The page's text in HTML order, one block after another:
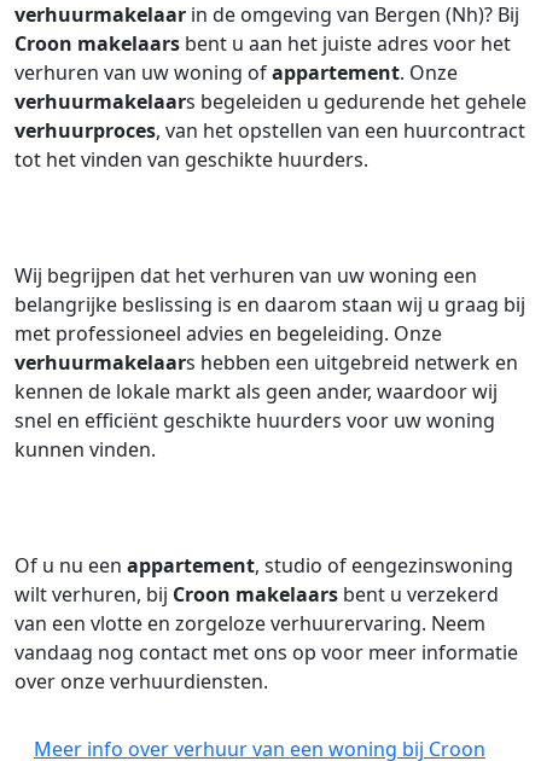
verhuurmakelaar in de omgeving van Bergen (Nh)? Bij
Croon makelaars bent u aan het juiste adres voor het
verhuren van uw woning ofappartement. Onze
verhuurmakelaars begeleiden u gedurende het gehele
verhuurproces, van het opstellen van een huurcontract
tot het vinden van geschikte huurders.
Wij begrijpen dat het verhuren van uw woning een
belangrijke beslissing is en daarom staan wij u graag bij
met professioneel advies en begeleiding. Onze
verhuurmakelaars hebben een uitgebreid netwerk en
kennen de lokale markt als geen ander, waardoor wij
snel en efficiënt geschikte huurders voor uw woning
kunnen vinden.
Of u nu een appartement, studio of eengezinswoning
wilt verhuren, bij Croon makelaars bent u verzekerd
van een vlotte en zorgeloze verhuurervaring. Neem
vandaag nog contact met ons op voor meer informatie
over onze verhuurdiensten.
Meer info over verhuur van een woning bij Croon